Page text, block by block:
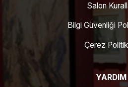
Salon
Bilgi Güvenliği
Çerez
YARDIM